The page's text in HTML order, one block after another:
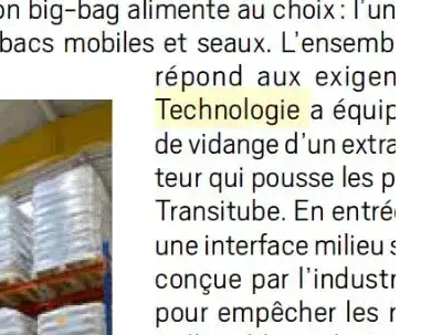
CONDUITS ET VANNES
MANCHETTES DE CONNEXION
TRAVERSÉES DE CLOISONS
HYGIÉNIQUES